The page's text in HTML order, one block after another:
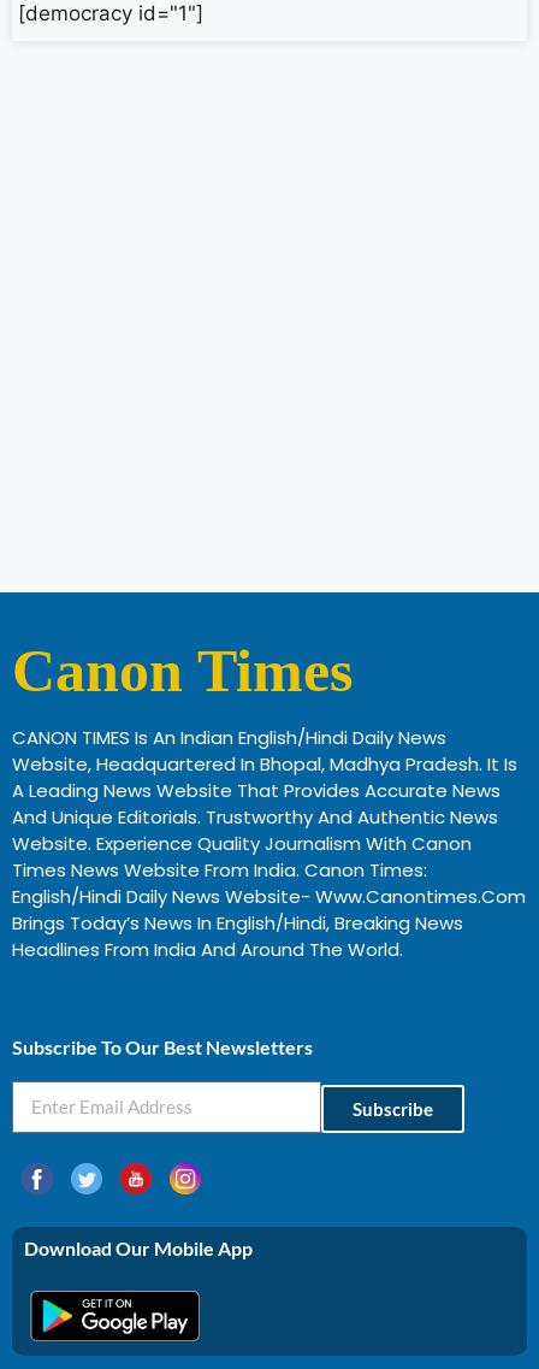
[democracy id="1"]
Canon Times
CANON TIMES Is An Indian English/Hindi Daily News
Website, Headquartered In Bhopal, Madhya Pradesh. It Is
A Leading News Website That Provides Accurate News
And Unique Editorials. Trustworthy And Authentic News
Website. Experience Quality Journalism With Canon
Times News Website From India. Canon Times:
English/Hindi Daily News Website- Www.canontimes.com
Brings Today’s News In English/Hindi, Breaking News
Headlines From India And Around The World.
Subscribe To Our Best Newsletters
Subscribe
Download Our Mobile App